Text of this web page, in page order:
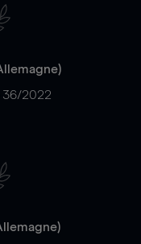
36/2022